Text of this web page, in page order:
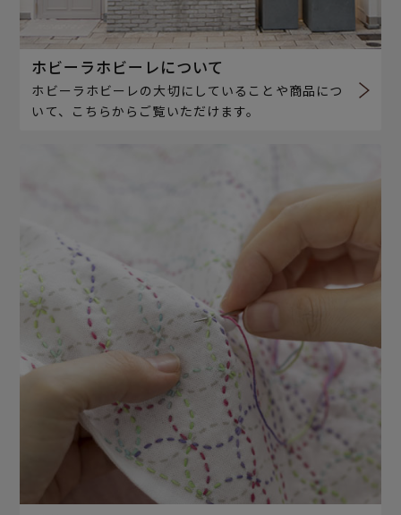
ホビーラホビーレについて
ホビーラホビーレの大切にしていることや商品につ
いて、こちらからご覧いただけます。